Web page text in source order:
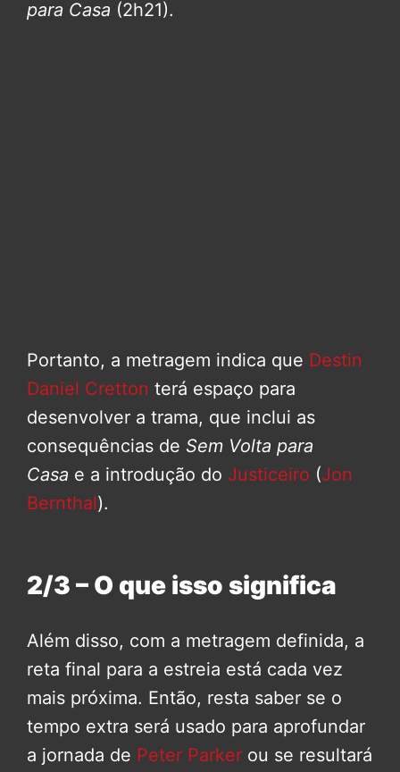
para Casa (2h21).
Portanto, a metragem indica que Destin
Daniel Cretton terá espaço para
desenvolver a trama, que inclui as
consequências de Sem Volta para
Casa e a introdução do Justiceiro (Jon
Bernthal).
2/3 – O que isso significa
Além disso, com a metragem definida, a
reta final para a estreia está cada vez
mais próxima. Então, resta saber se o
tempo extra será usado para aprofundar
a jornada de Peter Parker ou se resultará